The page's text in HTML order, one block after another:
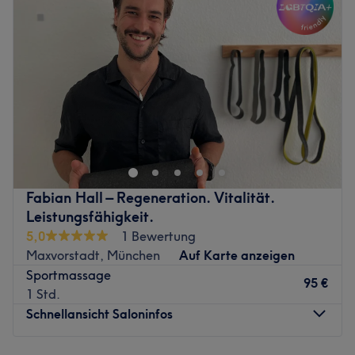
Expertise: Fachkompetenz in medizinischer Kosmetik,
Wellness & Massagen.
Produkte und Produktmarken: Du Luca Milano.
Extras: Hier findest du gesundheitsfördernde Programme.
Zurück zur Salonansicht
–20:00
20:00
10:00–20:00
10:00 –18:00
Wenn der Kopf nicht mehr zur Ruhe kommt und dir im
Alltag Vitalität fehlt, dann wird es Zeit für die heilenden
Berührungen von 5Elements Spa in München in der
Kurfürstenstraße 26, um verlorene Lebensgeister wieder
zum Leben zu erwecken. Bist du interessiert? Dann buche
deinen Wunschtermin jetzt ganz easy online mit
Treatwell!
Begib dich in die Hände von erfahrenen Massage
Therapeuten die nachhaltige Entspannung kreieren und
lass dich in der exklusiven Wohlfühlatmosphäre
verwöhnen. Sensible und kontrollierte Handgriffe
Fabian Hall – Regeneration. Vitalität.
Leistungsfähigkeit.
5,0
1 Bewertung
Maxvorstadt, München
Auf Karte anzeigen
Sportmassage
1 Std.
95 €
Schnellansicht Saloninfos